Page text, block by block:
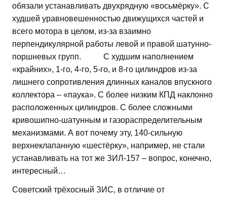
обязали устанавливать двухрядную «восьмёрку». С
худшей уравновешенностью движущихся частей и
всего мотора в целом, из-за взаимно
перпендикулярной работы левой и правой шатунно-
поршневых групп. С худшим наполнением
«крайних», 1-го, 4-го, 5-го, и 8-го цилиндров из-за
лишнего сопротивления длинных каналов впускного
коллектора – «паука». С более низким КПД наклонно
расположенных цилиндров. С более сложными
кривошипно-шатунным и газораспределительным
механизмами. А вот почему эту, 140-сильную
верхнеклапанную «шестёрку», например, не стали
устанавливать на тот же ЗИЛ-157 – вопрос, конечно,
интересный…
Советский трёхосный ЗИС, в отличие от